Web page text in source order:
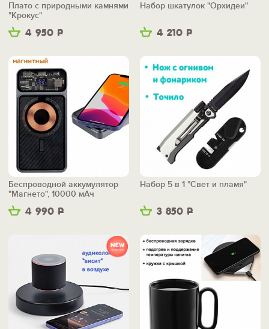
4 950 Р
Плато с природными камнями
"Крокус"
4 210 Р
Набор шкатулок "Орхидеи"
4 990 Р
Беспроводной аккумулятор
"Магнето", 10000 мАч
3 850 Р
Набор 5 в 1 "Свет и пламя"